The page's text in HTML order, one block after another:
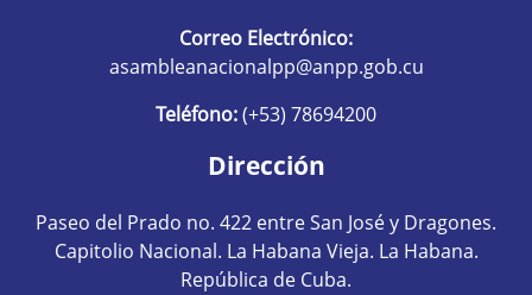
Correo Electrónico:
asambleanacionalpp@anpp.gob.cu
Teléfono:(+53) 78694200
Dirección
Paseo del Prado no. 422 entre San José y Dragones.
Capitolio Nacional. La Habana Vieja. La Habana.
República de Cuba.